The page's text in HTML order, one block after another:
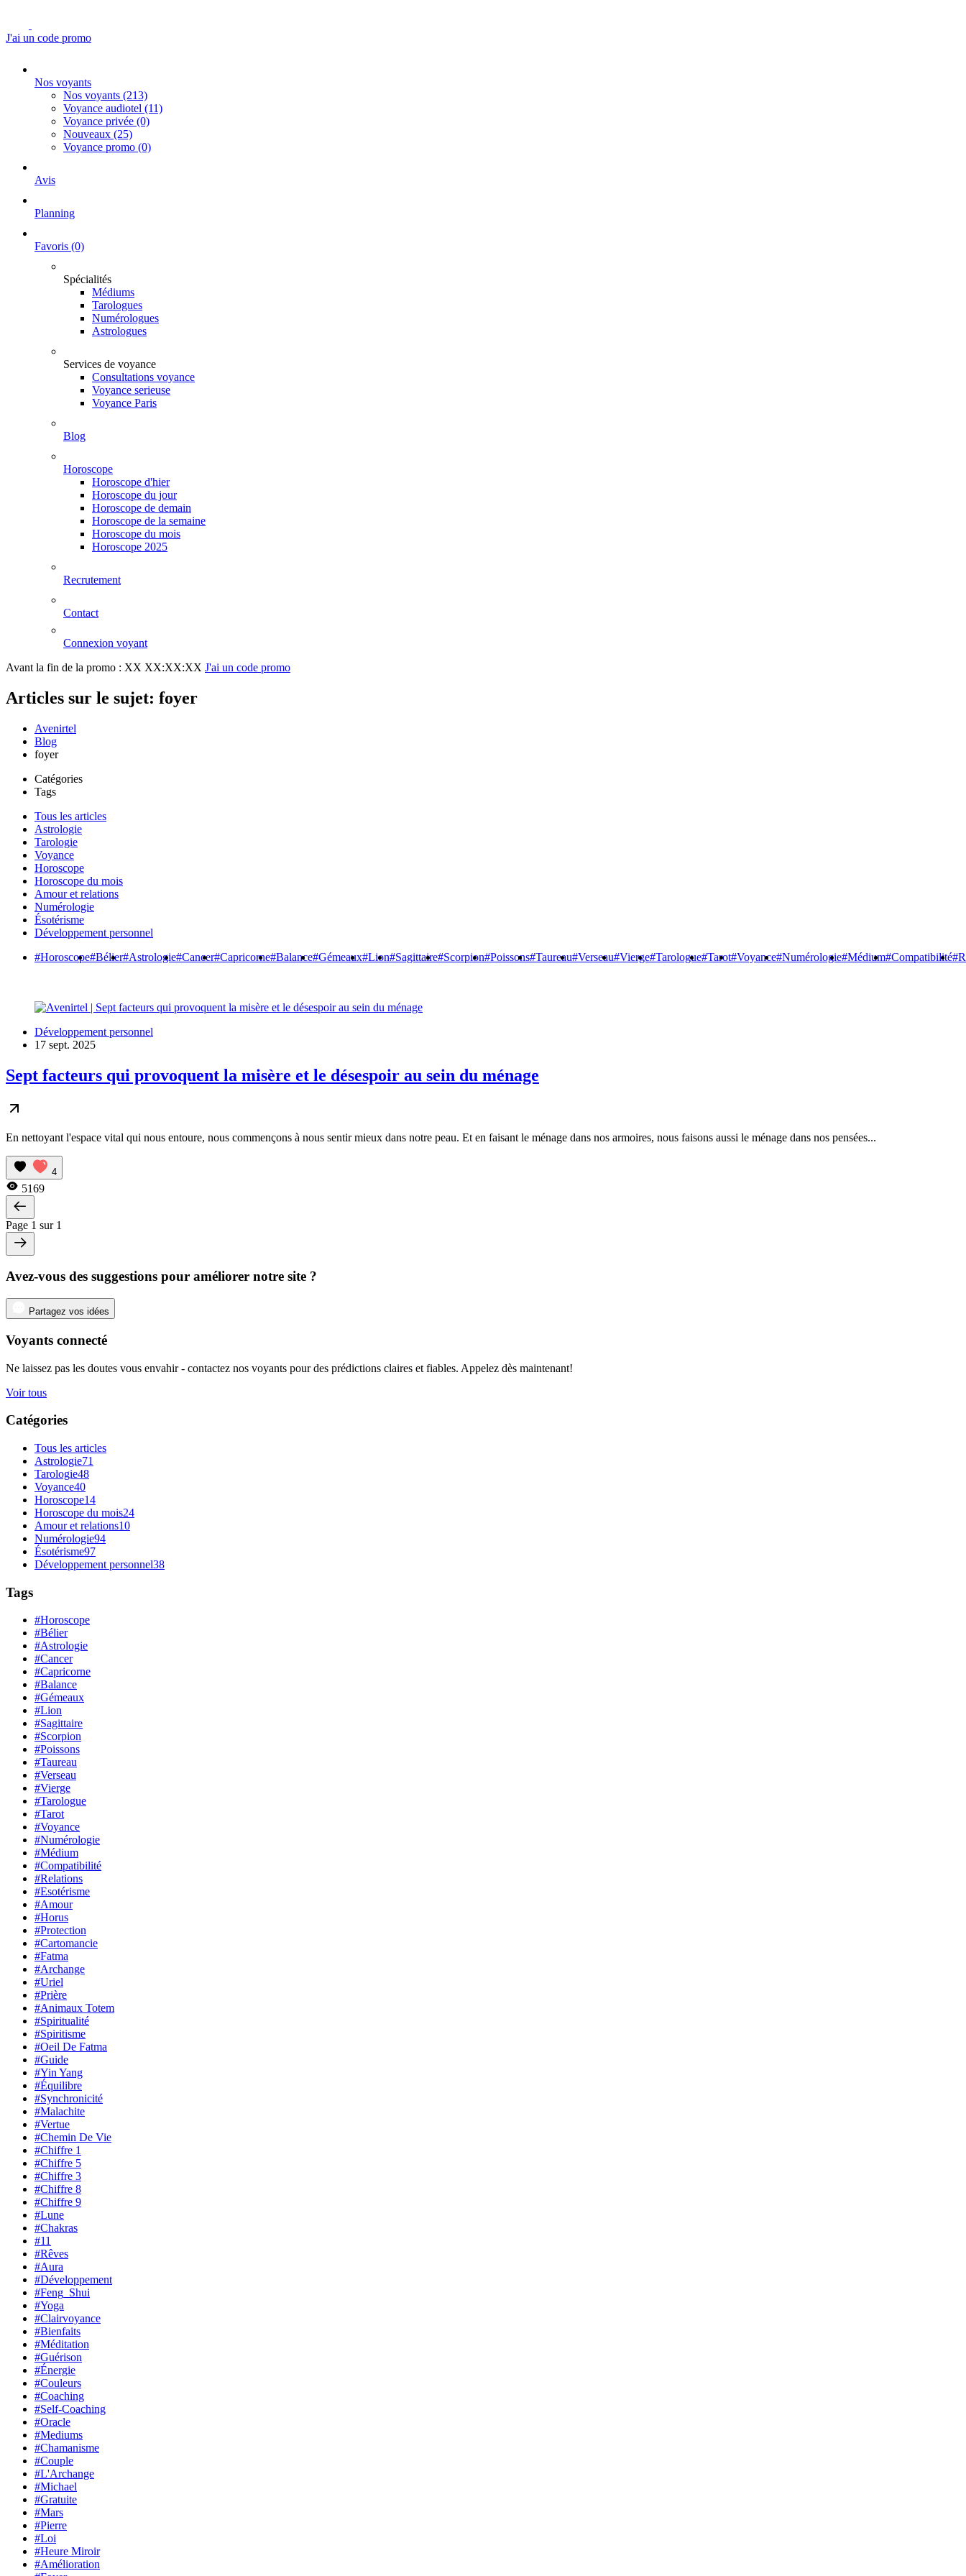
J'ai un code promo
Nos voyants
Nos voyants (213)
Voyance audiotel (11)
Voyance privée (0)
Nouveaux (25)
Voyance promo (0)
Avis
Planning
Favoris (0)
Spécialités
Médiums
Tarologues
Numérologues
Astrologues
Services de voyance
Consultations voyance
Voyance serieuse
Voyance Paris
Blog
Horoscope
Horoscope d'hier
Horoscope du jour
Horoscope de demain
Horoscope de la semaine
Horoscope du mois
Horoscope 2025
Recrutement
Contact
Connexion voyant
Avant la fin de la promo : XX XX:XX:XX J'ai un code promo
Articles sur le sujet: foyer
Avenirtel
Blog
foyer
Catégories
Tags
Tous les articles
Astrologie
Tarologie
Voyance
Horoscope
Horoscope du mois
Amour et relations
Numérologie
Ésotérisme
Développement personnel
#Horoscope#Bélier#Astrologie#Cancer#Capricorne#Balance#Gémeaux#Lion#Sagittaire#Scorpion#Poissons#Taureau#Verseau#Vierge#Tarologue#Tarot#Voyance#Numérologie#Médium#Compatibilité
Développement personnel
17 sept. 2025
Sept facteurs qui provoquent la misère et le désespoir au sein du ménage
En nettoyant l'espace vital qui nous entoure, nous commençons à nous sentir mieux dans notre peau. Et en faisant le ménage dans nos armoires, nous faisons aussi le ménage dans nos pensées...
4
5169
Page 1 sur 1
Avez-vous des suggestions pour améliorer notre site ?
Partagez vos idées
Voyants connecté
Ne laissez pas les doutes vous envahir - contactez nos voyants pour des prédictions claires et fiables. Appelez dès maintenant!
Voir tous
Catégories
Tous les articles
Astrologie71
Tarologie48
Voyance40
Horoscope14
Horoscope du mois24
Amour et relations10
Numérologie94
Ésotérisme97
Développement personnel38
Tags
#Horoscope
#Bélier
#Astrologie
#Cancer
#Capricorne
#Balance
#Gémeaux
#Lion
#Sagittaire
#Scorpion
#Poissons
#Taureau
#Verseau
#Vierge
#Tarologue
#Tarot
#Voyance
#Numérologie
#Médium
#Compatibilité
#Relations
#Esotérisme
#Amour
#Horus
#Protection
#Cartomancie
#Fatma
#Archange
#Uriel
#Prière
#Animaux Totem
#Spiritualité
#Spiritisme
#Oeil De Fatma
#Guide
#Yin Yang
#Équilibre
#Synchronicité
#Malachite
#Vertue
#Chemin De Vie
#Chiffre 1
#Chiffre 5
#Chiffre 3
#Chiffre 8
#Chiffre 9
#Lune
#Chakras
#11
#Rêves
#Aura
#Développement
#Feng_Shui
#Yoga
#Clairvoyance
#Bienfaits
#Méditation
#Guérison
#Énergie
#Couleurs
#Coaching
#Self-Coaching
#Oracle
#Mediums
#Chamanisme
#Couple
#L'Archange
#Michael
#Gratuite
#Mars
#Pierre
#Loi
#Heure Miroir
#Amélioration